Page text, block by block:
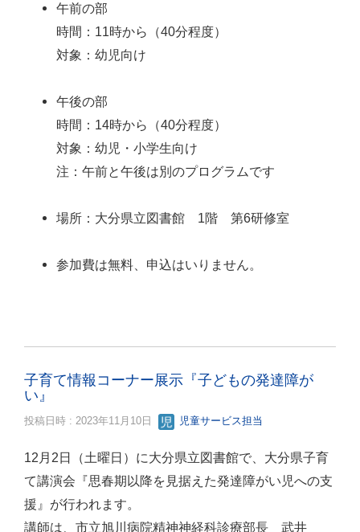
午前の部
時間：11時から（40分程度）
対象：幼児向け
午後の部
時間：14時から（40分程度）
対象：幼児・小学生向け
注：午前と午後は別のプログラムです
場所：大分県立図書館 1階 第6研修室
参加費は無料、申込はいりません。
子育て情報コーナー展示『子どもの発達障が
い』
投稿日時 : 2023年11月10日 児童サービス担当
12月2日（土曜日）に大分県立図書館で、大分県子育
て講演会『思春期以降を見据えた発達障がい児への支
援』が行われます。
講師は、市立旭川病院精神神経科診療部長 武井